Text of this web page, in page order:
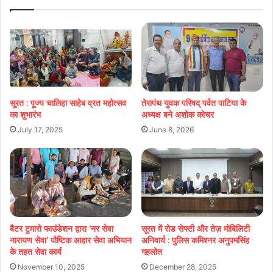
सूरत : पूज्य चालिहा साहेब व्रत महोत्सव
का शुभारंभ
July 17, 2025
तेरापंथ युवक परिषद् पर्वत पाटिया के
अध्यक्ष बने अशोक कोचर
June 8, 2026
बैटर टुमारो फाउंडेशन द्वारा ‘नर सेवा
नारायण सेवा’ पौष्टिक आहार सेवा अभियान
के तहत सेवा कार्य
November 10, 2025
सूरत में रोड सेफ्टी और तेज़ मोबिलिटी
अनिवार्य : पुलिस कमिश्नर अनुपमसिंह
गहलोत
December 28, 2025